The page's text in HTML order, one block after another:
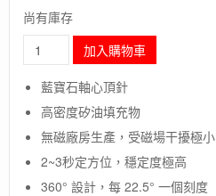
尚有庫存
毛
-
瑞
典
【SILVA】
Carabiner
10
加入購物車
藍寶石軸心頂針
高密度矽油填充物
無磁廠房生產，受磁場干擾極小
2~3秒定方位，穩定度極高
360° 設計，每 22.5° 一個刻度